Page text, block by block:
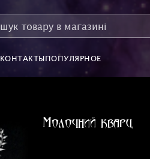
КОНТАКТЫПОПУЛЯРНОЕ
Молочний кварц